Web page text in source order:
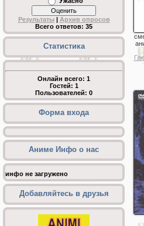
Результаты|
Архив опросов
Всего ответов: 35
Статистика
Онлайн всего: 1
Гостей: 1
Пользователей: 0
Форма входа
Аниме Инфо о нас
инфо не загружено
Добавляйтесь в друзья